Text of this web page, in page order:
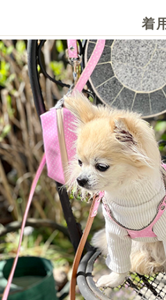
着